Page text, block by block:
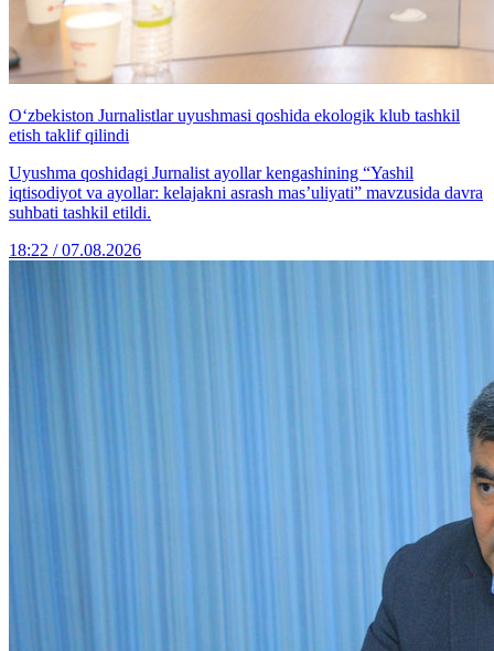
O‘zbekiston Jurnalistlar uyushmasi qoshida ekologik klub tashkil
etish taklif qilindi
Uyushma qoshidagi Jurnalist ayollar kengashining “Yashil
iqtisodiyot va ayollar: kelajakni asrash mas’uliyati” mavzusida davra
suhbati tashkil etildi.
18:22 / 07.08.2026